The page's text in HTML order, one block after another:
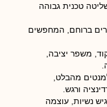
טכנית גבוהה
ברוחם, המחפשים
משפר יציבה,
מהבלט,
ורגש.
נשיות, עוצמה